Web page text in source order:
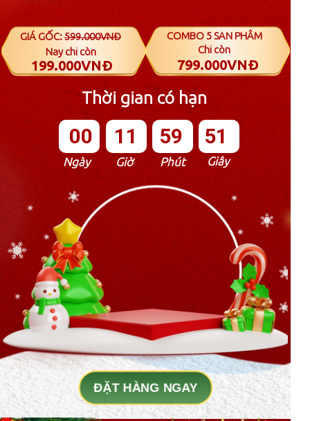
GIÁ GỐC:599.000VNĐ
Nay chỉ còn
199.000VNĐ
COMBO 5 SẢN PHẨM
Chỉ còn
799.000VNĐ
Thời gian có hạn
00 11 59 50
Ngày Giờ Phút Giây
ĐẶT HÀNG NGAY